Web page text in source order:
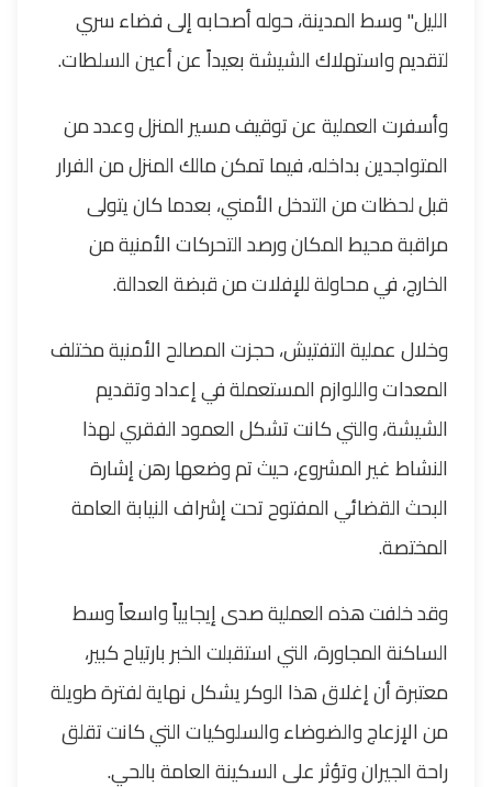
الليل" وسط المدينة، حوله أصحابه إلى فضاء سري
لتقديم واستهلاك الشيشة بعيداً عن أعين السلطات.
وأسفرت العملية عن توقيف مسير المنزل وعدد من
المتواجدين بداخله، فيما تمكن مالك المنزل من الفرار
قبل لحظات من التدخل الأمني، بعدما كان يتولى
مراقبة محيط المكان ورصد التحركات الأمنية من
الخارج، في محاولة للإفلات من قبضة العدالة.
وخلال عملية التفتيش، حجزت المصالح الأمنية مختلف
المعدات واللوازم المستعملة في إعداد وتقديم
الشيشة، والتي كانت تشكل العمود الفقري لهذا
النشاط غير المشروع، حيث تم وضعها رهن إشارة
البحث القضائي المفتوح تحت إشراف النيابة العامة
المختصة.
وقد خلفت هذه العملية صدى إيجابياً واسعاً وسط
الساكنة المجاورة، التي استقبلت الخبر بارتياح كبير،
معتبرة أن إغلاق هذا الوكر يشكل نهاية لفترة طويلة
من الإزعاج والضوضاء والسلوكيات التي كانت تقلق
راحة الجيران وتؤثر على السكينة العامة بالحي.